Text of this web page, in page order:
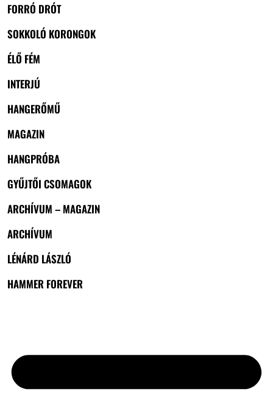
FORRÓ DRÓT
SOKKOLÓ KORONGOK
ÉLŐ FÉM
INTERJÚ
HANGERŐMŰ
MAGAZIN
HANGPRÓBA
GYŰJTŐI CSOMAGOK
ARCHÍVUM – MAGAZIN
ARCHÍVUM
LÉNÁRD LÁSZLÓ
HAMMER FOREVER